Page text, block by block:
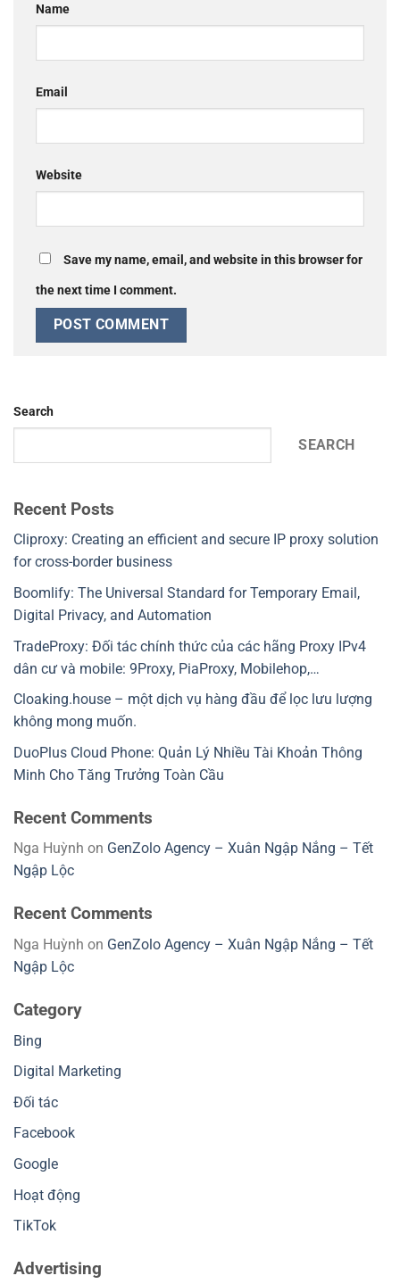
Name
Email
Website
Save my name, email, and website in this browser for
the next time I comment.
Search
SEARCH
Recent Posts
Cliproxy: Creating an efficient and secure IP proxy solution
for cross-border business
Boomlify: The Universal Standard for Temporary Email,
Digital Privacy, and Automation
TradeProxy: Đối tác chính thức của các hãng Proxy IPv4
dân cư và mobile: 9Proxy, PiaProxy, Mobilehop,…
Cloaking.house – một dịch vụ hàng đầu để lọc lưu lượng
không mong muốn.
DuoPlus Cloud Phone: Quản Lý Nhiều Tài Khoản Thông
Minh Cho Tăng Trưởng Toàn Cầu
Recent Comments
Nga Huỳnh on GenZolo Agency – Xuân Ngập Nắng – Tết
Ngập Lộc
Recent Comments
Nga Huỳnh on GenZolo Agency – Xuân Ngập Nắng – Tết
Ngập Lộc
Category
Bing
Digital Marketing
Đối tác
Facebook
Google
Hoạt động
TikTok
Advertising